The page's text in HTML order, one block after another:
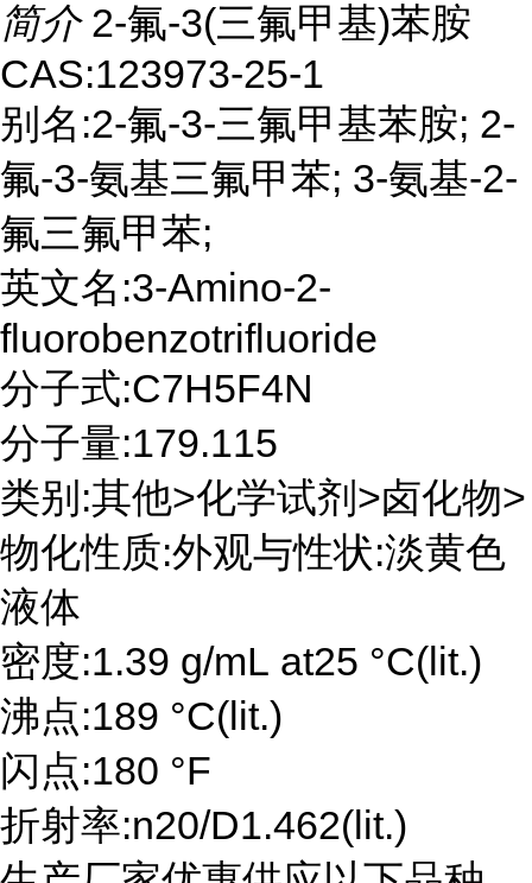
简介 2-氟-3(三氟甲基)苯胺
CAS:123973-25-1
别名:2-氟-3-三氟甲基苯胺; 2-
氟-3-氨基三氟甲苯; 3-氨基-2-
氟三氟甲苯;
英文名:3-Amino-2-
fluorobenzotrifluoride
分子式:C7H5F4N
分子量:179.115
类别:其他>化学试剂>卤化物>
物化性质:外观与性状:淡黄色
液体
密度:1.39 g/mL at25 °C(lit.)
沸点:189 °C(lit.)
闪点:180 °F
折射率:n20/D1.462(lit.)